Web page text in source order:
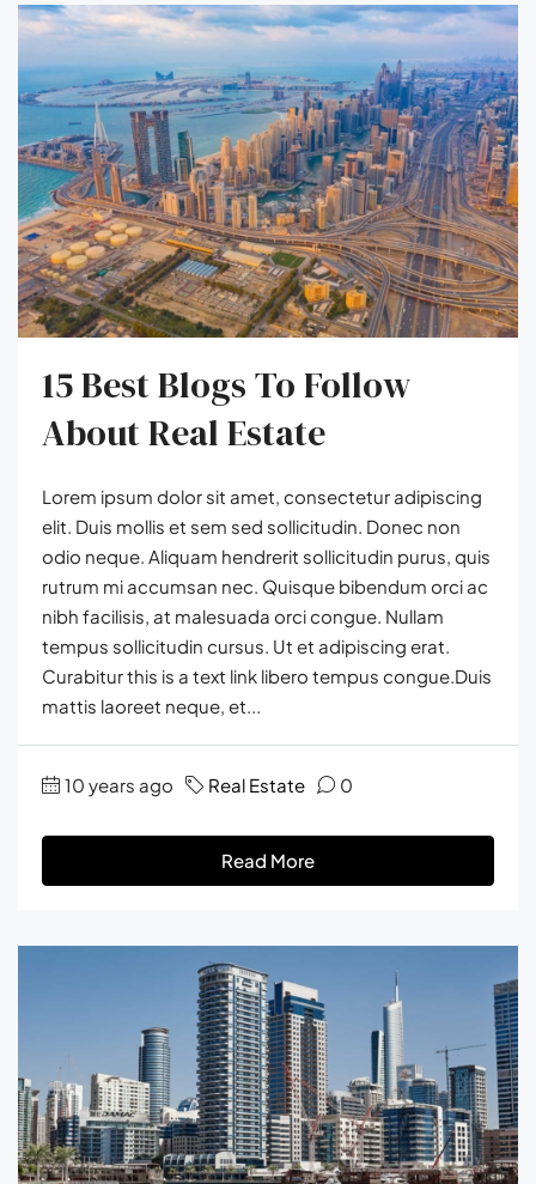
15 Best Blogs To Follow
About Real Estate
Lorem ipsum dolor sit amet, consectetur adipiscing
elit. Duis mollis et sem sed sollicitudin. Donec non
odio neque. Aliquam hendrerit sollicitudin purus, quis
rutrum mi accumsan nec. Quisque bibendum orci ac
nibh facilisis, at malesuada orci congue. Nullam
tempus sollicitudin cursus. Ut et adipiscing erat.
Curabitur this is a text link libero tempus congue.Duis
mattis laoreet neque, et...
10 years ago Real Estate 0
Read More